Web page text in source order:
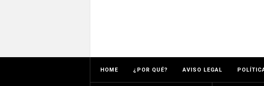
HOME ¿POR QUÉ? AVISO LEGAL